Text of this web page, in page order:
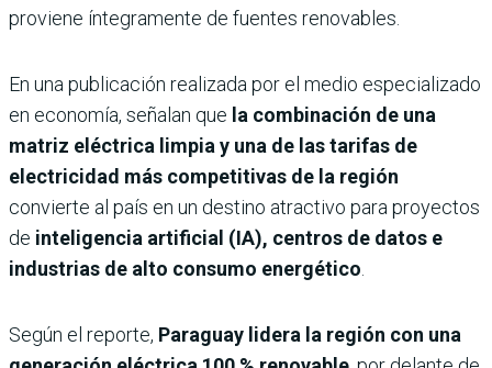
proviene íntegramente de fuentes renovables.
En una publicación realizada por el medio especializado
en economía, señalan que la combinación de una
matriz eléctrica limpia y una de las tarifas de
electricidad más competitivas de la región
convierte al país en un destino atractivo para proyectos
de inteligencia artificial (IA), centros de datos e
industrias de alto consumo energético
Según el reporte, Paraguay lidera la región con una